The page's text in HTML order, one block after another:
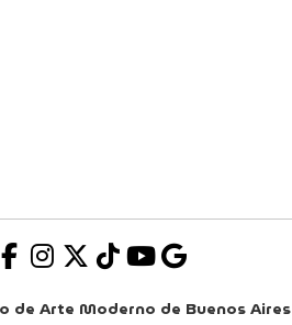
de Arte Moderno de Buenos Aires